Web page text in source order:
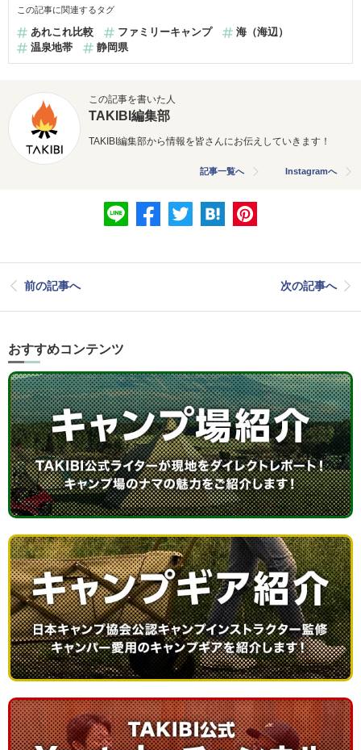
この記事に関連するタグ
あれこれ比較 ファミリーキャンプ
海（海辺）
温泉地帯
静岡県
この記事を書いた人
TAKIBI編集部
TAKIBI編集部から情報を皆さんにお伝えしていきます！
記事一覧へ Instagramへ
前の記事へ 次の記事へ
おすすめコンテンツ